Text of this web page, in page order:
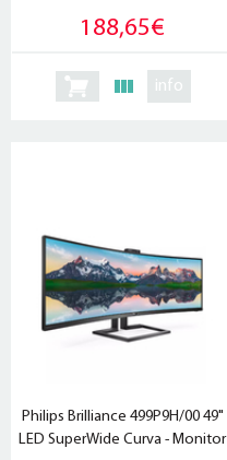
188,65€
info
Philips Brilliance 499P9H/00 49"
LED SuperWide Curva - Monitor